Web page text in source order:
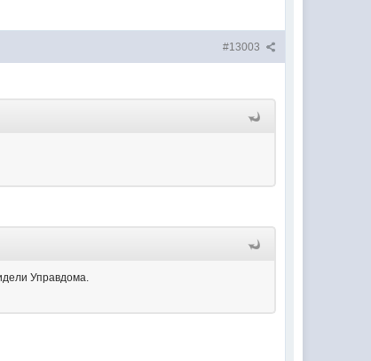
#13003
Управдома.